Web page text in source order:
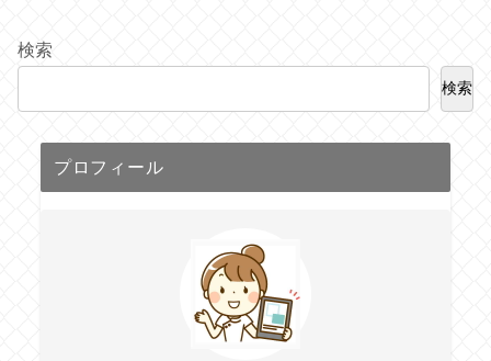
検索
検索
プロフィール